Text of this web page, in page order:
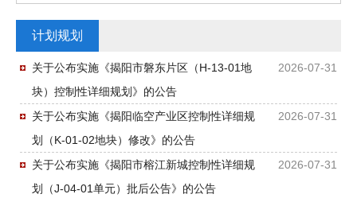
计划规划
2026-07-31
关于公布实施《揭阳市磐东片区（H-13-01地
块）控制性详细规划》的公告
2026-07-31
关于公布实施《揭阳临空产业区控制性详细规
划（K-01-02地块）修改》的公告
2026-07-31
关于公布实施《揭阳市榕江新城控制性详细规
划（J-04-01单元）批后公告》的公告